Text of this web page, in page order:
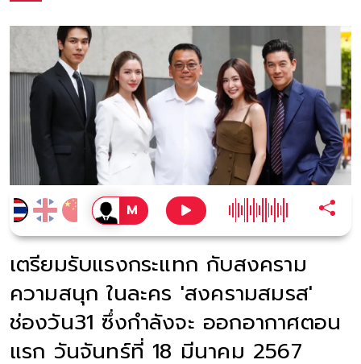
เตรียมรับแรงกระแทก กับสงคราม
ความสนุก ในละคร 'สงครามสมรส'
ช่องวัน31 ซึ่งกำลังจะ ออกอากาศตอน
แรก วันจันทร์ที่ 18 มีนาคม 2567